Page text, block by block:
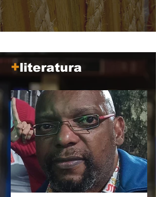
devastadora no que sugere. Um filme
que, quanto mais distante fica no
tempo, mais próximo parece de nós.
+literatura